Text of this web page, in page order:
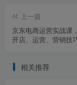
上一篇
京东电商运营实战课
开店、运营、营销技
相关推荐